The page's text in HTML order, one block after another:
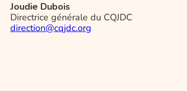
Joudie Dubois
Directrice générale du CQJDC
direction@cqjdc.org